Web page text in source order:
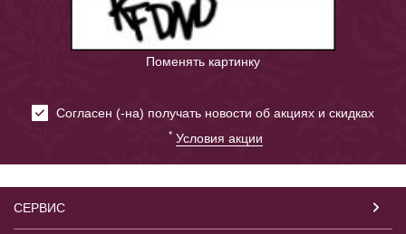
Поменять картинку
Cогласен (-на) получать новости об акциях и скидках
* Условия акции
СЕРВИС